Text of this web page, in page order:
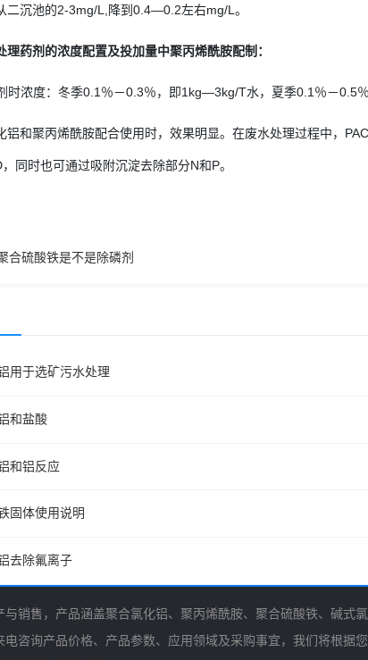
二沉池的2-3mg/L,降到0.4—0.2左右mg/L。
理药剂的浓度配置及投加量中聚丙烯酰胺配制：
时浓度：冬季0.1％－0.3％，即1kg—3kg/T水，夏季0.1％－0.5
铝和聚丙烯酰胺配合使用时，效果明显。在废水处理过程中，
同时也可通过吸附沉淀去除部分N和P。
合硫酸铁是不是除磷剂
用于选矿污水处理
和盐酸
和铝反应
固体使用说明
去除氟离子
销售，产品涵盖聚合氯化铝、聚丙烯酰胺、聚合硫酸铁、碱
咨询产品价格、产品参数、应用领域及采购事宜，我们将根据